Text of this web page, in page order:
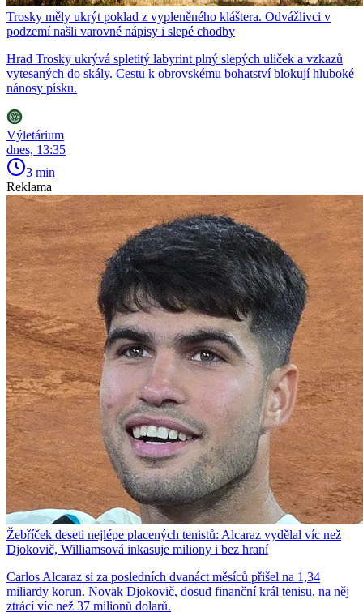
Trosky měly ukrýt poklad z vypleněného kláštera. Odvážlivci v
podzemí našli varovné nápisy i slepé chodby
Hrad Trosky ukrývá spletitý labyrint plný slepých uliček a vzkazů
vytesaných do skály. Cestu k obrovskému bohatství blokují hluboké
nánosy písku.
Výletárium
dnes, 13:35
3 min
Reklama
Žebříček deseti nejlépe placených tenistů: Alcaraz vydělal víc než
Djokovič, Williamsová inkasuje miliony i bez hraní
Carlos Alcaraz si za posledních dvanáct měsíců přišel na 1,34
miliardy korun. Novak Djokovič, dosud finanční král tenisu, na něj
ztrácí víc než 37 milionů dolarů.